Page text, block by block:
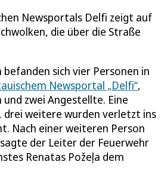
Newsportals Delfi zeigt auf
die über die Straße
sich vier Personen in
Newsportal „Delfi“,
zwei Angestellte. Eine
drei weitere wurden verletzt ins
Nach einer weiteren Person
der Leiter der Feuerwehr
Renatas Požeļa dem